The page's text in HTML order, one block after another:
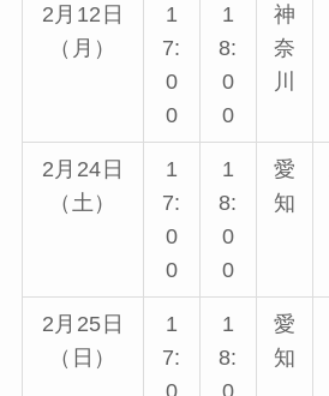
2月12日
（月）
1
7:
0
0
1
8:
0
0
神
奈
川
2月24日
（土）
1
7:
0
0
1
8:
0
0
愛
知
2月25日
（日）
1
7:
0
1
8:
0
愛
知